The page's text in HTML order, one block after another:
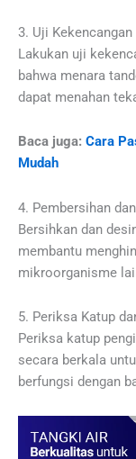
3. Uji Kekencangan
Lakukan uji
bahwa menara
dapat menahan
Baca juga: Cara
Mudah
4. Pembersihan
Bersihkan dan
membantu
mikroorganisme
5. Periksa Katup
Periksa katup
secara berkala
berfungsi dengan